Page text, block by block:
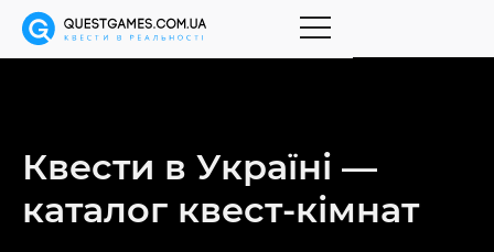
Квести в Україні —
каталог квест-кімнат